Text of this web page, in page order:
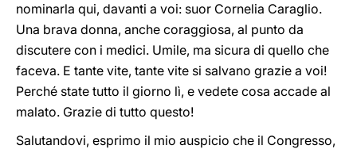
nominarla qui, davanti a voi: suor Cornelia Caraglio.
Una brava donna, anche coraggiosa, al punto da
discutere con i medici. Umile, ma sicura di quello che
faceva. E tante vite, tante vite si salvano grazie a voi!
Perché state tutto il giorno lì, e vedete cosa accade al
malato. Grazie di tutto questo!
Salutandovi, esprimo il mio auspicio che il Congresso,